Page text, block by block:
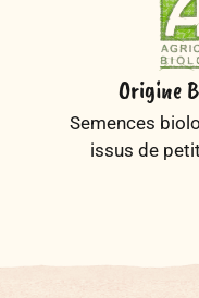
Origine
Semences
issus de